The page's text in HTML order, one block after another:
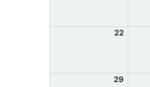
22
29